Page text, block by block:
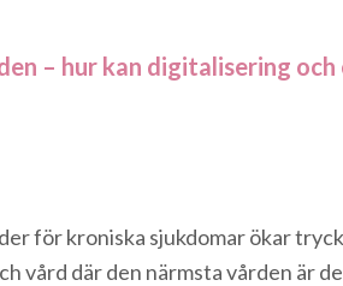
– hur kan digitalisering
för kroniska sjukdomar ökar
vård där den närmsta vården är